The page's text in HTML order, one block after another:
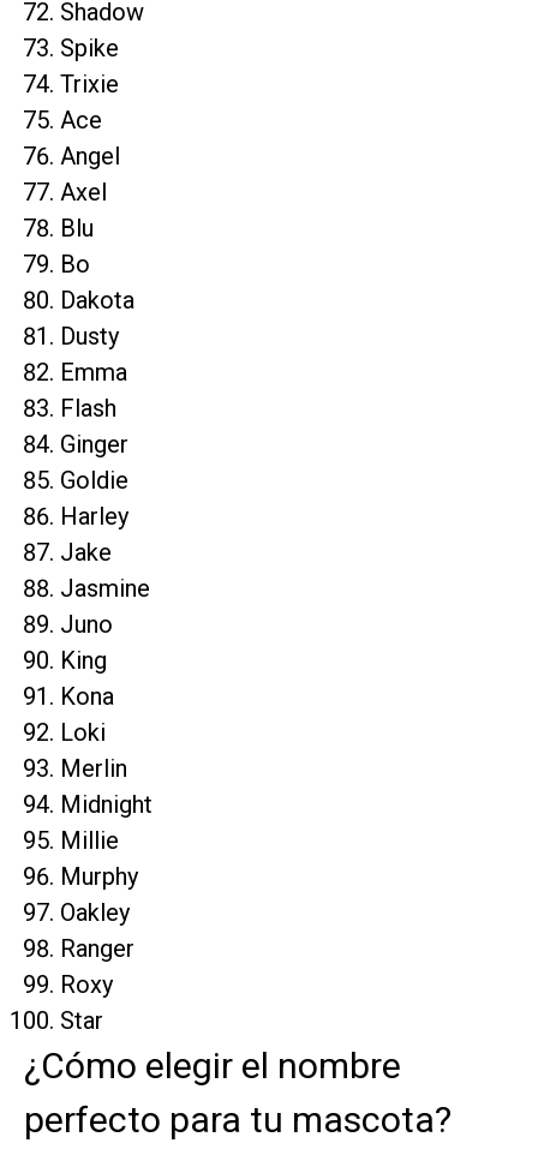
Shadow
Spike
Trixie
Ace
Angel
Axel
Blu
Bo
Dakota
Dusty
Emma
Flash
Ginger
Goldie
Harley
Jake
Jasmine
Juno
King
Kona
Loki
Merlin
Midnight
Millie
Murphy
Oakley
Ranger
Roxy
Star
¿Cómo elegir el nombre
perfecto para tu mascota?